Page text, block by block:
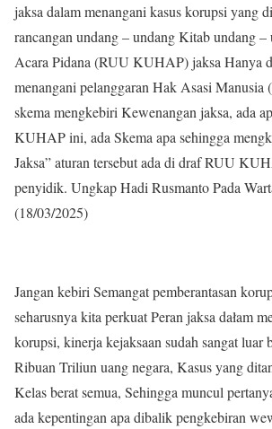
jaksa dalam menangani kasus korupsi yang
rancangan undang – undang Kitab undang
Acara Pidana (RUU KUHAP) jaksa Hanya
menangani pelanggaran Hak Asasi
skema mengkebiri Kewenangan jaksa, ada
KUHAP ini, ada Skema apa sehingga
Jaksa” aturan tersebut ada di draf RUU
penyidik. Ungkap Hadi Rusmanto Pada
(18/03/2025)
Jangan kebiri Semangat pemberantasan
seharusnya kita perkuat Peran jaksa dałam
korupsi, kinerja kejaksaan sudah sangat luar
Ribuan Triliun uang negara, Kasus yang
Kelas berat semua, Sehingga muncul
ada kepentingan apa dibalik pengkebiran